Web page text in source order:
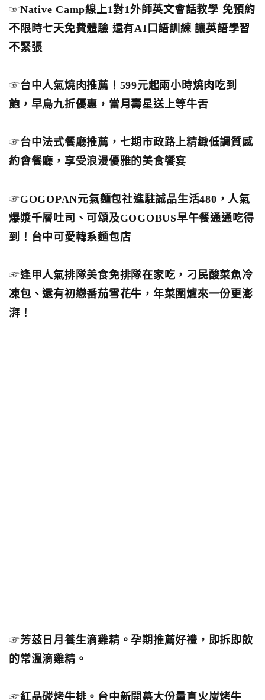
☞Native Camp線上1對1外師英文會話教學 免預約
不限時七天免費體驗 還有AI口語訓練 讓英語學習
不緊張
☞台中人氣燒肉推薦！599元起兩小時燒肉吃到
飽，早鳥九折優惠，當月壽星送上等牛舌
☞台中法式餐廳推薦，七期市政路上精緻低調質感
約會餐廳，享受浪漫優雅的美食饗宴
☞GOGOPAN元氣麵包社進駐誠品生活480，人氣
爆漿千層吐司、可頌及GOGOBUS早午餐通通吃得
到！台中可愛韓系麵包店
☞逢甲人氣排隊美食免排隊在家吃，刁民酸菜魚冷
凍包、還有初戀番茄雪花牛，年菜圍爐來一份更澎
湃！
☞芳茲日月養生滴雞精。孕期推薦好禮，即拆即飲
的常溫滴雞精。
☞紅品碳烤牛排。台中新開幕大份量直火炭烤牛